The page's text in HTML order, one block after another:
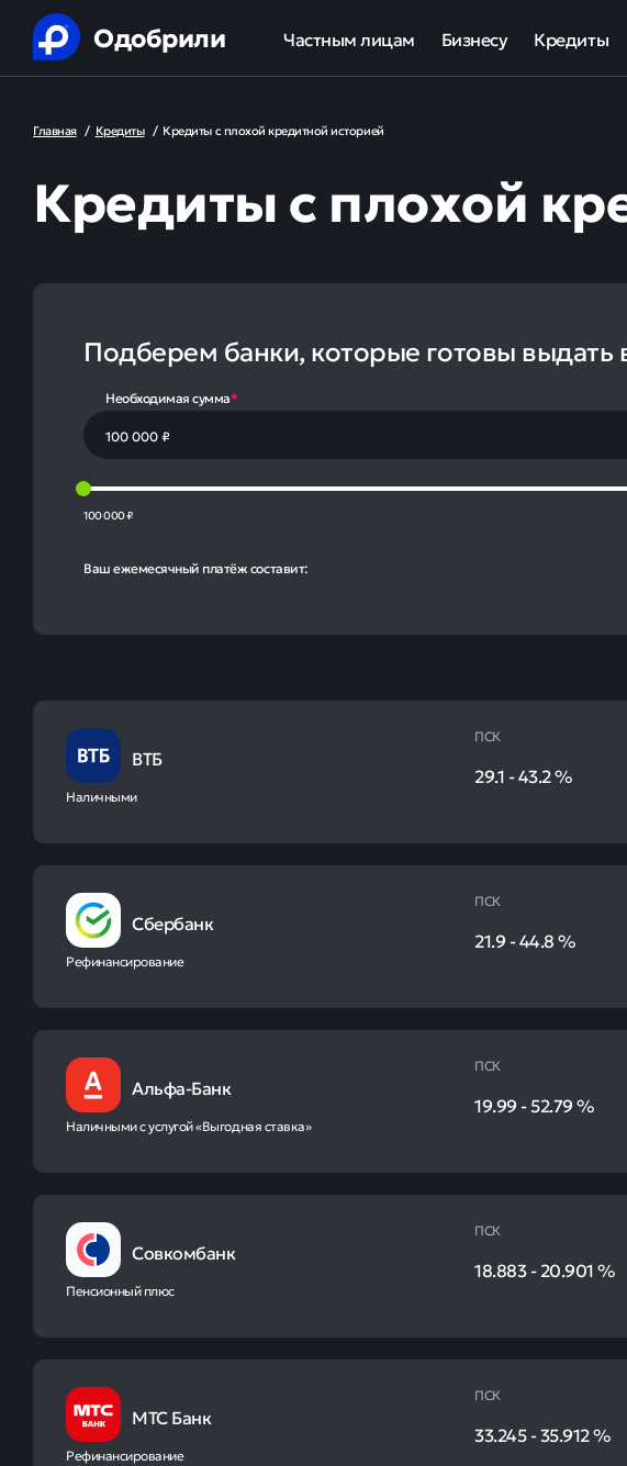
Одобрили Частным лицам
Рефинансирование кредитов
Анализ кредитной истории
Бизнесу
Льготные программы
Кредиты
Кредиты
Главная / Кредиты / Кредиты с плохой кредитной историей
Кредиты с плохой
Подберем банки, которые готовы выдать
Необходимая сумма*
100 000 ₽
Ваш ежемесячный платёж составит:
ВТБ
Наличными
ПСК
29.1-43.2%
Сбербанк
Рефинансирование
ПСК
21.9-44.8%
Альфа-Банк
Наличными с услугой «Выгодная ставка»
ПСК
19.99-52.79%
Совкомбанк
Пенсионный плюс
ПСК
18.883-20.901%
МТС Банк
Рефинансирование
ПСК
33.245-35.912%